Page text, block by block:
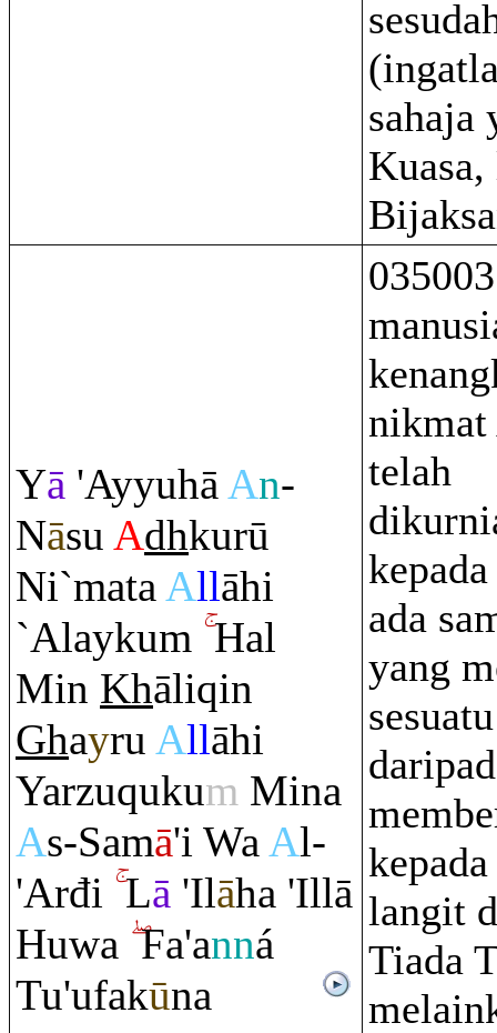
sahaja
Yā 'AyyuhāAn-
Nāsu Adhkurū
Ni`mataAllāhi
`Alaykum Hal
Min Khāliqin
Ghayru Allāhi
Yarzuqukum Mina
As-Samā'i WaAl-
'Arđi Lā 'Ilāha 'Illā
Huwa Fa'anná
Tu'ufakūna
telah
ada
yang
langit
Tiada